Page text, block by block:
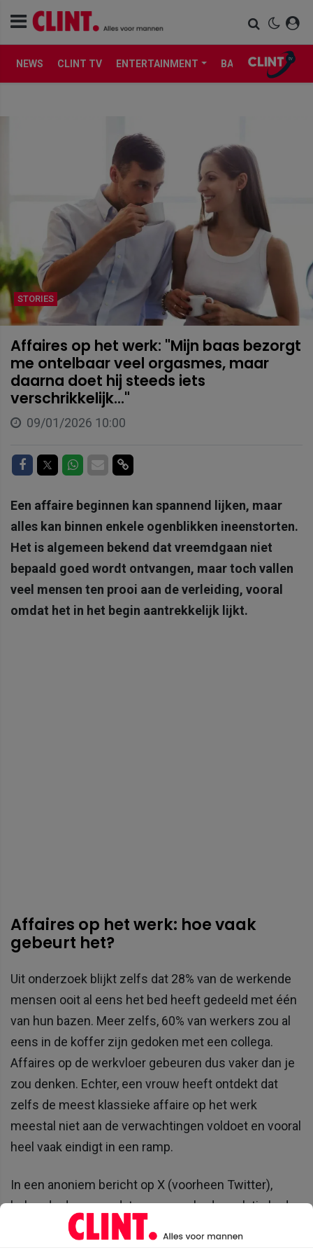
NEWS CLINT TV ENTERTAINMENT BABES LIFE
STORIES
Affaires op het werk: "Mijn baas bezorgt
me ontelbaar veel orgasmes, maar
daarna doet hij steeds iets
verschrikkelijk..."
09/01/2026 10:00
Delen op Facebook
Delen op Twitter
Delen op Whatsapp
Delen via Mail
Delen via link
Een affaire beginnen kan spannend lijken, maar
alles kan binnen enkele ogenblikken ineenstorten.
Het is algemeen bekend dat vreemdgaan niet
bepaald goed wordt ontvangen, maar toch vallen
veel mensen ten prooi aan de verleiding, vooral
omdat het in het begin aantrekkelijk lijkt.
Affaires op het werk: hoe vaak
gebeurt het?
Uit onderzoek blijkt zelfs dat 28% van de werkende
mensen ooit al eens het bed heeft gedeeld met één
van hun bazen. Meer zelfs, 60% van werkers zou al
eens in de koffer zijn gedoken met een collega.
Affaires op de werkvloer gebeuren dus vaker dan je
zou denken. Echter, een vrouw heeft ontdekt dat
zelfs de meest klassieke affaire op het werk
meestal niet aan de verwachtingen voldoet en vooral
heel vaak eindigt in een ramp.
In een anoniem bericht op X (voorheen Twitter),
bekende de vrouw dat ze een verboden relatie had
met haar baas en dat alles begon als een droom. Ze